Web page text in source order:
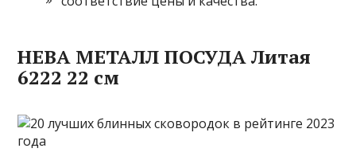
НЕВА МЕТАЛЛ ПОСУДА Литая
6222 22 см